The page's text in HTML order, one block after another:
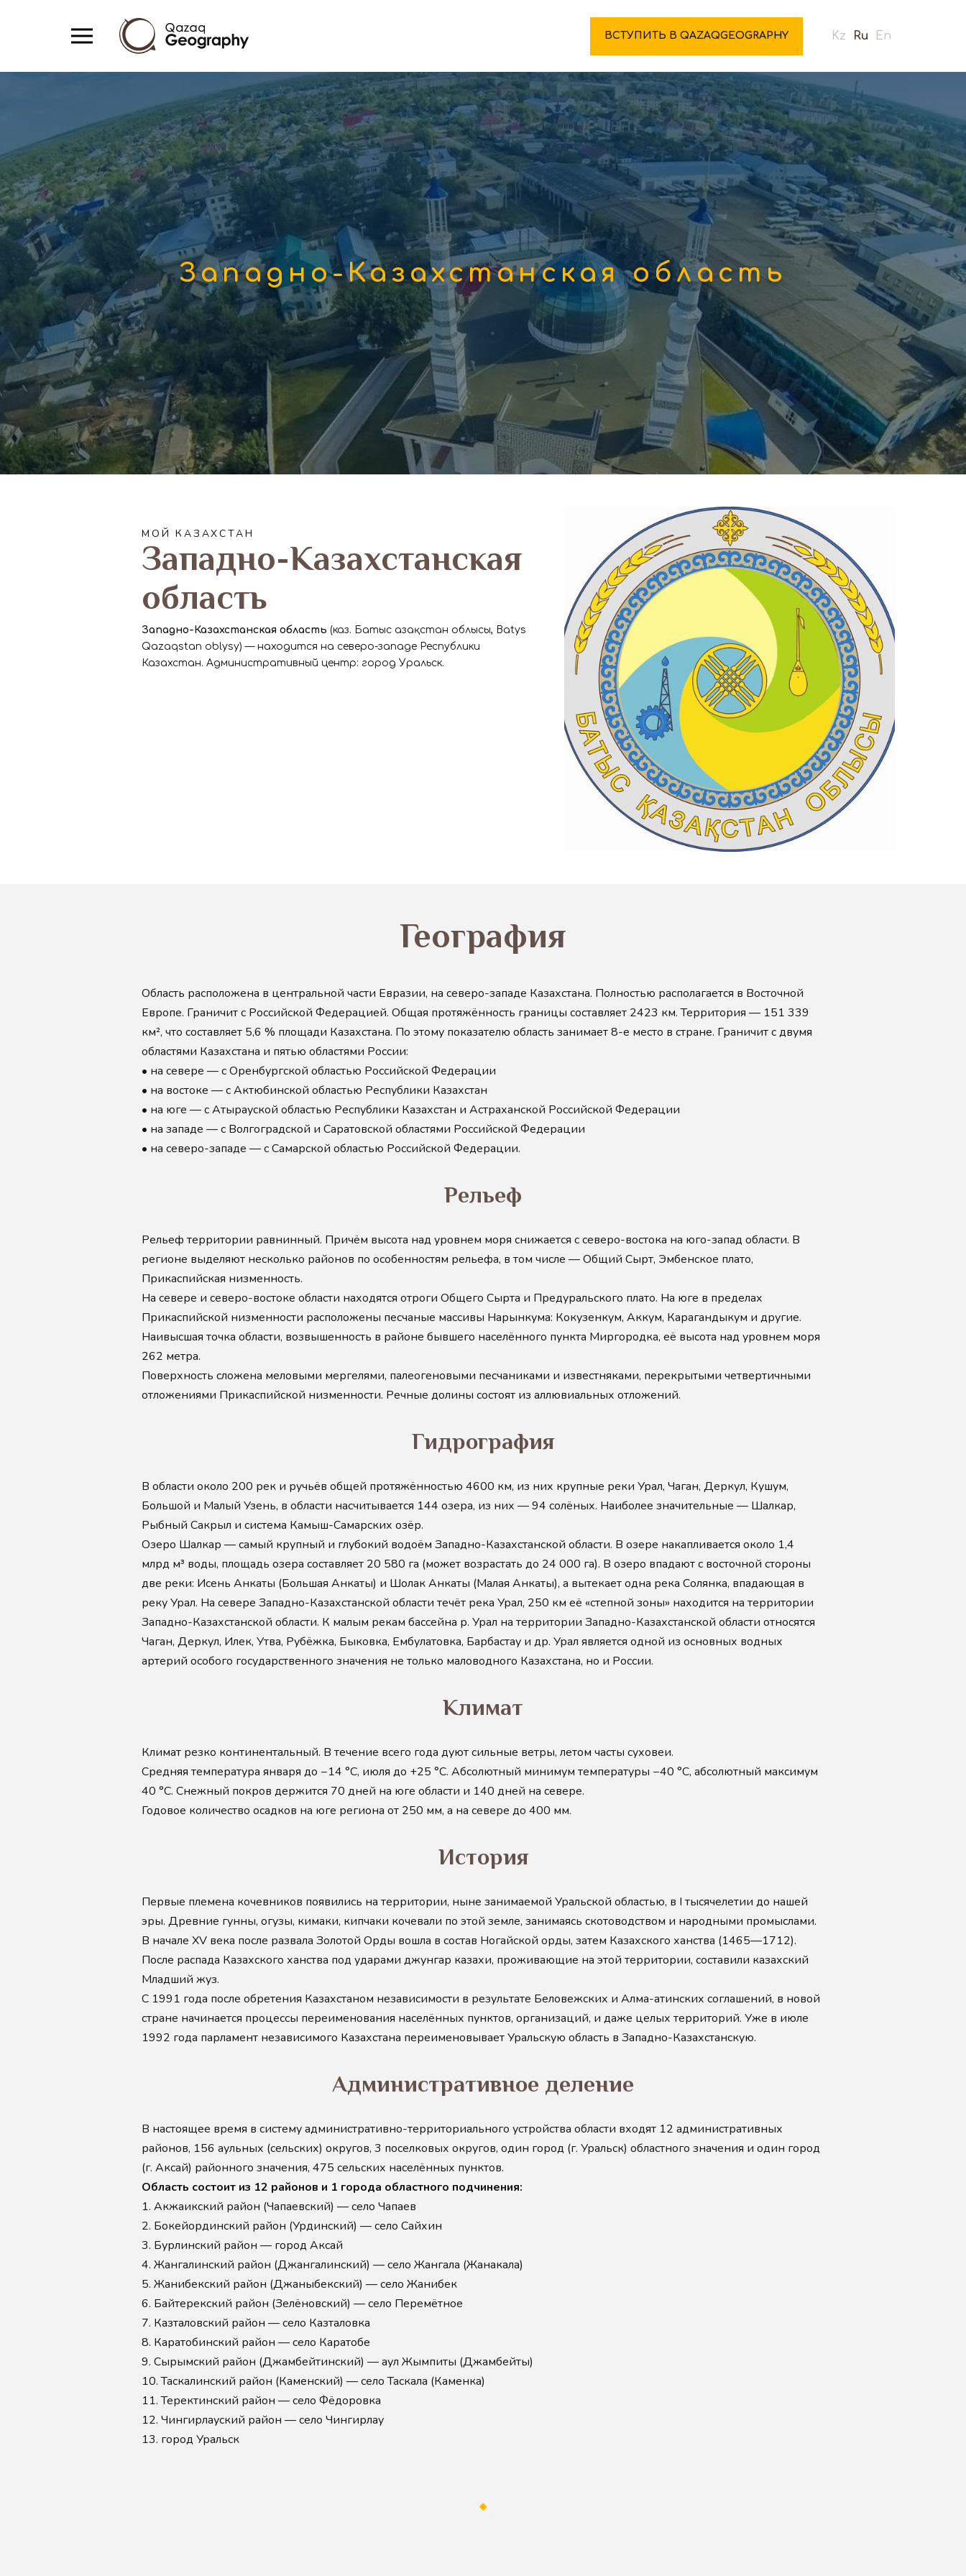
ВСТУПИТЬ В QAZAQGEOGRAPHY Kz Ru En
Западно-Казахстанская область
МОЙ КАЗАХСТАН
Западно-Казахстанская
область
Западно-Казахстанская область (каз. Батыс Қазақстан облысы, Batys
Qazaqstan oblysy) — находится на северо-западе Республики
Казахстан. Административный центр: город Уральск.
География
Область расположена в центральной части Евразии, на северо-западе Казахстана. Полностью располагается в Восточной
Европе. Граничит с Российской Федерацией. Общая протяжённость границы составляет 2423 км. Территория — 151 339
км², что составляет 5,6 % площади Казахстана. По этому показателю область занимает 8-е место в стране. Граничит с двумя
областями Казахстана и пятью областями России:
• на севере — с Оренбургской областью Российской Федерации
• на востоке — с Актюбинской областью Республики Казахстан
• на юге — с Атырауской областью Республики Казахстан и Астраханской Российской Федерации
• на западе — с Волгоградской и Саратовской областями Российской Федерации
• на северо-западе — с Самарской областью Российской Федерации.
Рельеф
Рельеф территории равнинный. Причём высота над уровнем моря снижается с северо-востока на юго-запад области. В
регионе выделяют несколько районов по особенностям рельефа, в том числе — Общий Сырт, Эмбенское плато,
Прикаспийская низменность.
На севере и северо-востоке области находятся отроги Общего Сырта и Предуральского плато. На юге в пределах
Прикаспийской низменности расположены песчаные массивы Нарынкума: Кокузенкум, Аккум, Карагандыкум и другие.
Наивысшая точка области, возвышенность в районе бывшего населённого пункта Миргородка, её высота над уровнем моря
262 метра.
Поверхность сложена меловыми мергелями, палеогеновыми песчаниками и известняками, перекрытыми четвертичными
отложениями Прикаспийской низменности. Речные долины состоят из аллювиальных отложений.
Гидрография
В области около 200 рек и ручьёв общей протяжённостью 4600 км, из них крупные реки Урал, Чаган, Деркул, Кушум,
Большой и Малый Узень, в области насчитывается 144 озера, из них — 94 солёных. Наиболее значительные — Шалкар,
Рыбный Сакрыл и система Камыш-Самарских озёр.
Озеро Шалкар — самый крупный и глубокий водоём Западно-Казахстанской области. В озере накапливается около 1,4
млрд м³ воды, площадь озера составляет 20 580 га (может возрастать до 24 000 га). В озеро впадают с восточной стороны
две реки: Исень Анкаты (Большая Анкаты) и Шолак Анкаты (Малая Анкаты), а вытекает одна река Солянка, впадающая в
реку Урал. На севере Западно-Казахстанской области течёт река Урал, 250 км её «степной зоны» находится на территории
Западно-Казахстанской области. К малым рекам бассейна р. Урал на территории Западно-Казахстанской области относятся
Чаган, Деркул, Илек, Утва, Рубёжка, Быковка, Ембулатовка, Барбастау и др. Урал является одной из основных водных
артерий особого государственного значения не только маловодного Казахстана, но и России.
Климат
Климат резко континентальный. В течение всего года дуют сильные ветры, летом часты суховеи.
Средняя температура января до −14 °C, июля до +25 °C. Абсолютный минимум температуры −40 °С, абсолютный максимум
40 °С. Снежный покров держится 70 дней на юге области и 140 дней на севере.
Годовое количество осадков на юге региона от 250 мм, а на севере до 400 мм.
История
Первые племена кочевников появились на территории, ныне занимаемой Уральской областью, в I тысячелетии до нашей
эры. Древние гунны, огузы, кимаки, кипчаки кочевали по этой земле, занимаясь скотоводством и народными промыслами.
В начале XV века после развала Золотой Орды вошла в состав Ногайской орды, затем Казахского ханства (1465—1712).
После распада Казахского ханства под ударами джунгар казахи, проживающие на этой территории, составили казахский
Младший жуз.
С 1991 года после обретения Казахстаном независимости в результате Беловежских и Алма-атинских соглашений, в новой
стране начинается процессы переименования населённых пунктов, организаций, и даже целых территорий. Уже в июле
1992 года парламент независимого Казахстана переименовывает Уральскую область в Западно-Казахстанскую.
Административное деление
В настоящее время в систему административно-территориального устройства области входят 12 административных
районов, 156 аульных (сельских) округов, 3 поселковых округов, один город (г. Уральск) областного значения и один город
(г. Аксай) районного значения, 475 сельских населённых пунктов.
Область состоит из 12 районов и 1 города областного подчинения:
1. Акжаикский район (Чапаевский) — село Чапаев
2. Бокейординский район (Урдинский) — село Сайхин
3. Бурлинский район — город Аксай
4. Жангалинский район (Джангалинский) — село Жангала (Жанакала)
5. Жанибекский район (Джаныбекский) — село Жанибек
6. Байтерекский район (Зелёновский) — село Перемётное
7. Казталовский район — село Казталовка
8. Каратобинский район — село Каратобе
9. Сырымский район (Джамбейтинский) — аул Жымпиты (Джамбейты)
10. Таскалинский район (Каменский) — село Таскала (Каменка)
11. Теректинский район — село Фёдоровка
12. Чингирлауский район — село Чингирлау
13. город Уральск